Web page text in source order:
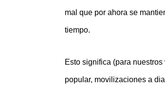
mal que por ahora se
tiempo.
Esto significa (para
popular, movilizaciones a